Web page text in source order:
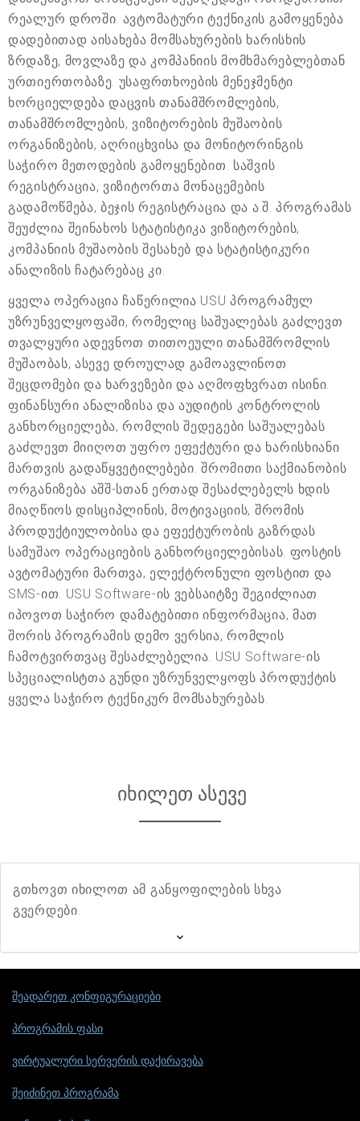
რეალურ დროში. ავტომატური ტექნიკის გამოყენება
დადებითად აისახება მომსახურების ხარისხის
ზრდაზე, მოვლაზე და კომპანიის მომხმარებლებთან
ურთიერთობაზე. უსაფრთხოების მენეჯმენტი
ხორციელდება დაცვის თანამშრომლების,
თანამშრომლების, ვიზიტორების მუშაობის
ორგანიზების, აღრიცხვისა და მონიტორინგის
საჭირო მეთოდების გამოყენებით. საშვის
რეგისტრაცია, ვიზიტორთა მონაცემების
გადამოწმება, ბეჯის რეგისტრაცია და ა.შ. პროგრამას
შეუძლია შეინახოს სტატისტიკა ვიზიტორების,
კომპანიის მუშაობის შესახებ და სტატისტიკური
ანალიზის ჩატარებაც კი.
ყველა ოპერაცია ჩაწერილია USU პროგრამულ
უზრუნველყოფაში, რომელიც საშუალებას გაძლევთ
თვალყური ადევნოთ თითოეული თანამშრომლის
მუშაობას, ასევე დროულად გამოავლინოთ
შეცდომები და ხარვეზები და აღმოფხვრათ ისინი.
ფინანსური ანალიზისა და აუდიტის კონტროლის
განხორციელება, რომლის შედეგები საშუალებას
გაძლევთ მიიღოთ უფრო ეფექტური და ხარისხიანი
მართვის გადაწყვეტილებები. შრომითი საქმიანობის
ორგანიზება აშშ-სთან ერთად შესაძლებელს ხდის
მიაღწიოს დისციპლინის, მოტივაციის, შრომის
პროდუქტიულობისა და ეფექტურობის გაზრდას
სამუშაო ოპერაციების განხორციელებისას. ფოსტის
ავტომატური მართვა, ელექტრონული ფოსტით და
SMS-ით. USU Software-ის ვებსაიტზე შეგიძლიათ
იპოვოთ საჭირო დამატებითი ინფორმაცია, მათ
შორის პროგრამის დემო ვერსია, რომლის
ჩამოტვირთვაც შესაძლებელია. USU Software-ის
სპეციალისტთა გუნდი უზრუნველყოფს პროდუქტის
ყველა საჭირო ტექნიკურ მომსახურებას.
იხილეთ ასევე
გთხოვთ იხილოთ ამ განყოფილების სხვა
გვერდები.
შეადარეთ კონფიგურაციები
პროგრამის ფასი
ვირტუალური სერვერის დაქირავება
შეიძინეთ პროგრამა